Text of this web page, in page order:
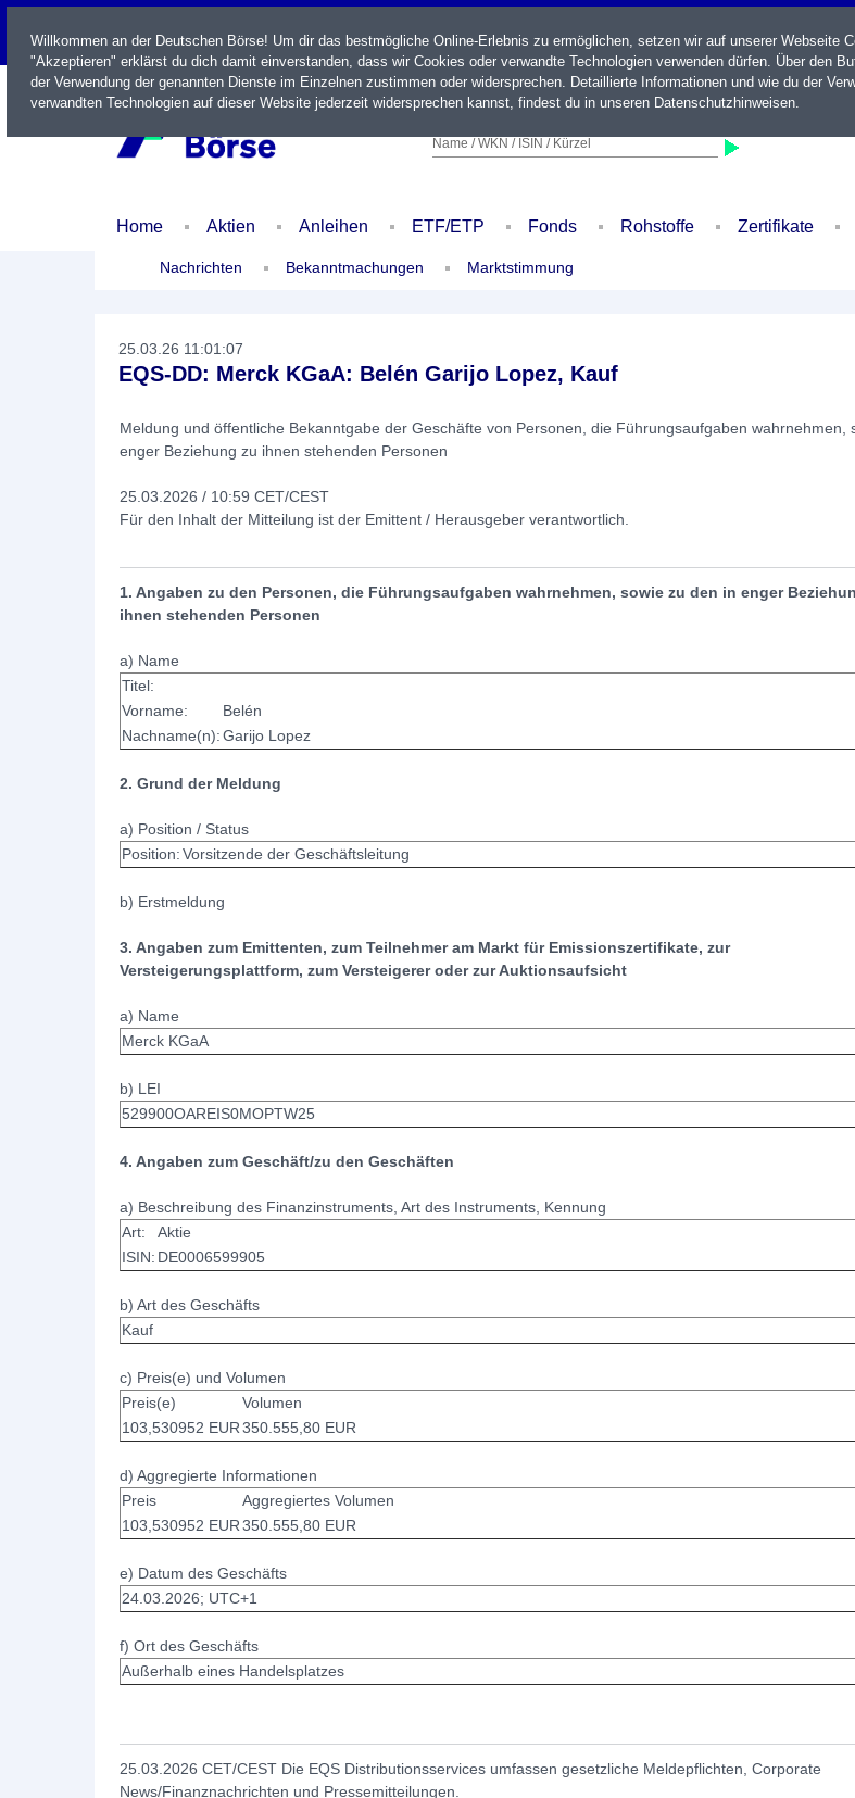
LIVE
Name / WKN / ISIN / Kürzel
Home Aktien Anleihen ETF/ETP Fonds Rohstoffe Zertifikate
Nachrichten Bekanntmachungen Marktstimmung
25.03.26 11:01:07
EQS-DD: Merck KGaA: Belén Garijo Lopez, Kauf
Meldung und öffentliche Bekanntgabe der Geschäfte von Personen, die Führungsaufgaben wahrnehmen,
enger Beziehung zu ihnen stehenden Personen
25.03.2026 / 10:59 CET/CEST
Für den Inhalt der Mitteilung ist der Emittent / Herausgeber verantwortlich.
1. Angaben zu den Personen, die Führungsaufgaben wahrnehmen, sowie zu den in enger
ihnen stehenden Personen
a) Name
Titel:
Vorname:
Belén
Nachname(n):Garijo Lopez
2. Grund der Meldung
a) Position / Status
Position:Vorsitzende der Geschäftsleitung
b) Erstmeldung
3. Angaben zum Emittenten, zum Teilnehmer am Markt für Emissionszertifikate, zur
Versteigerungsplattform, zum Versteigerer oder zur Auktionsaufsicht
a) Name
Merck KGaA
b) LEI
529900OAREIS0MOPTW25
4. Angaben zum Geschäft/zu den Geschäften
a) Beschreibung des Finanzinstruments, Art des Instruments, Kennung
Art:
Aktie
ISIN: DE0006599905
b) Art des Geschäfts
Kauf
c) Preis(e) und Volumen
Preis(e)
Volumen
103,530952 EUR350.555,80 EUR
d) Aggregierte Informationen
Preis
Aggregiertes Volumen
103,530952 EUR350.555,80 EUR
e) Datum des Geschäfts
24.03.2026; UTC+1
f) Ort des Geschäfts
Außerhalb eines Handelsplatzes
25.03.2026 CET/CEST Die EQS Distributionsservices umfassen gesetzliche Meldepflichten, Corporate
News/Finanznachrichten und Pressemitteilungen.
Willkommen an der Deutschen Börse! Um dir das bestmögliche Online-Erlebnis zu ermöglichen, setzen wir auf unserer Webseite
"Akzeptieren" erklärst du dich damit einverstanden, dass wir Cookies oder verwandte Technologien verwenden dürfen. Über den
der Verwendung der genannten Dienste im Einzelnen zustimmen oder widersprechen. Detaillierte Informationen und wie du der
verwandten Technologien auf dieser Website jederzeit widersprechen kannst, findest du in unseren Datenschutzhinweisen.